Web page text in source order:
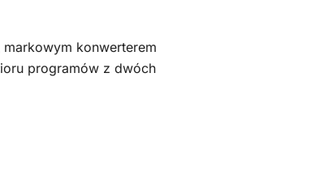
konwerterem
programów z dwóch